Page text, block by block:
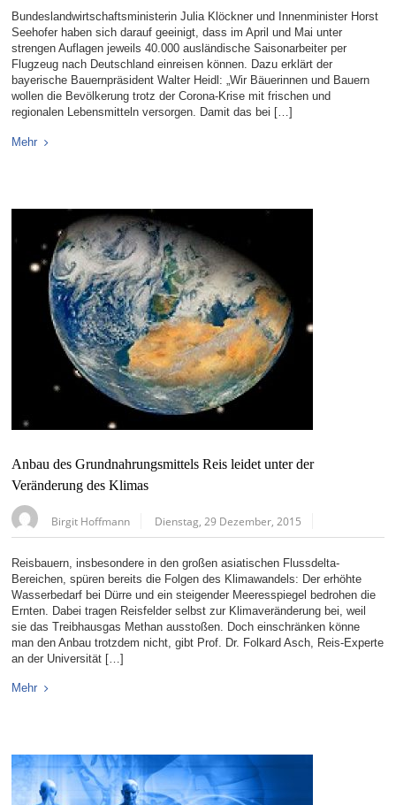
Bundeslandwirtschaftsministerin Julia Klöckner und Innenminister Horst
Seehofer haben sich darauf geeinigt, dass im April und Mai unter
strengen Auflagen jeweils 40.000 ausländische Saisonarbeiter per
Flugzeug nach Deutschland einreisen können. Dazu erklärt der
bayerische Bauernpräsident Walter Heidl: „Wir Bäuerinnen und Bauern
wollen die Bevölkerung trotz der Corona-Krise mit frischen und
regionalen Lebensmitteln versorgen. Damit das bei […]
Mehr
Anbau des Grundnahrungsmittels Reis leidet unter der
Veränderung des Klimas
Birgit Hoffmann Dienstag, 29 Dezember, 2015
Reisbauern, insbesondere in den großen asiatischen Flussdelta-
Bereichen, spüren bereits die Folgen des Klimawandels: Der erhöhte
Wasserbedarf bei Dürre und ein steigender Meeresspiegel bedrohen die
Ernten. Dabei tragen Reisfelder selbst zur Klimaveränderung bei, weil
sie das Treibhausgas Methan ausstoßen. Doch einschränken könne
man den Anbau trotzdem nicht, gibt Prof. Dr. Folkard Asch, Reis-Experte
an der Universität […]
Mehr